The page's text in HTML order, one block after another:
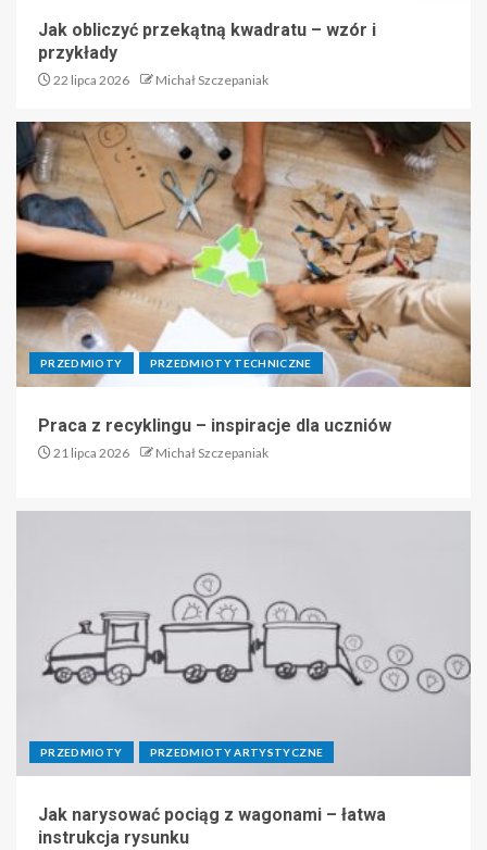
Jak obliczyć przekątną kwadratu – wzór i
przykłady
22 lipca 2026 Michał Szczepaniak
PRZEDMIOTY PRZEDMIOTY TECHNICZNE
Praca z recyklingu – inspiracje dla uczniów
21 lipca 2026 Michał Szczepaniak
PRZEDMIOTY PRZEDMIOTY ARTYSTYCZNE
Jak narysować pociąg z wagonami – łatwa
instrukcja rysunku